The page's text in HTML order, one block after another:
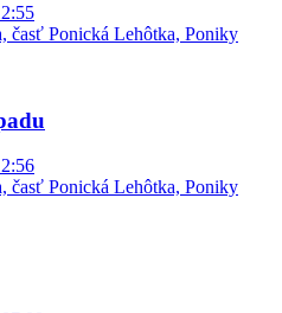
časť Ponická Lehôtka, Poniky
časť Ponická Lehôtka, Poniky